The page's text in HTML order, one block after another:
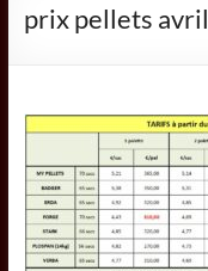
dans
des
combustibles
prix pellets